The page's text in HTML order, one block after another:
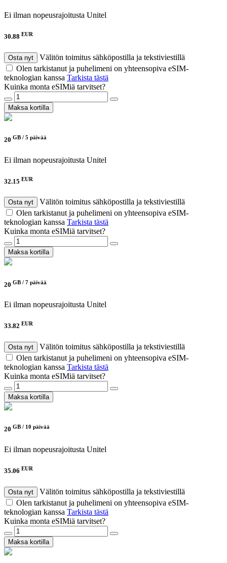
Ei ilman nopeusrajoitusta Unitel
30.88 EUR
Osta nyt
Välitön toimitus sähköpostilla ja tekstiviestillä
Olen tarkistanut ja puhelimeni on yhteensopiva eSIM-
teknologian kanssa Tarkista tästä
Kuinka monta eSIMiä tarvitset?
Maksa kortilla
20 GB / 5 päivää
Ei ilman nopeusrajoitusta Unitel
32.15 EUR
Osta nyt
Välitön toimitus sähköpostilla ja tekstiviestillä
Olen tarkistanut ja puhelimeni on yhteensopiva eSIM-
teknologian kanssa Tarkista tästä
Kuinka monta eSIMiä tarvitset?
Maksa kortilla
20 GB / 7 päivää
Ei ilman nopeusrajoitusta Unitel
33.82 EUR
Osta nyt
Välitön toimitus sähköpostilla ja tekstiviestillä
Olen tarkistanut ja puhelimeni on yhteensopiva eSIM-
teknologian kanssa Tarkista tästä
Kuinka monta eSIMiä tarvitset?
Maksa kortilla
20 GB / 10 päivää
Ei ilman nopeusrajoitusta Unitel
35.06 EUR
Osta nyt
Välitön toimitus sähköpostilla ja tekstiviestillä
Olen tarkistanut ja puhelimeni on yhteensopiva eSIM-
teknologian kanssa Tarkista tästä
Kuinka monta eSIMiä tarvitset?
Maksa kortilla